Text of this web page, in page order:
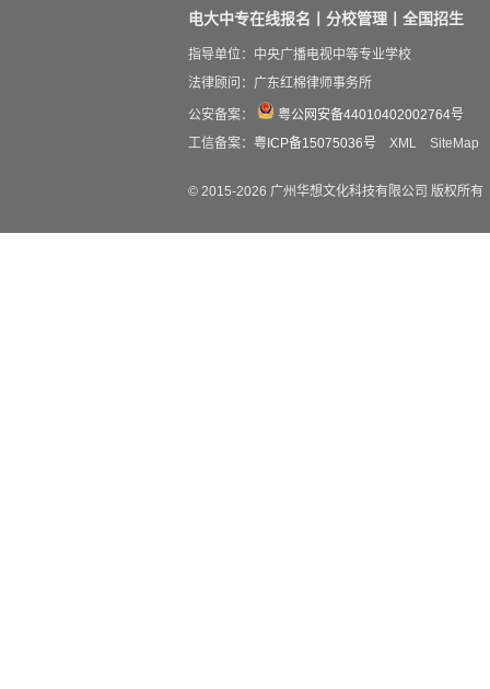
电大中专在线报名丨分校管理丨全国招生
指导单位：中央广播电视中等专业学校
法律顾问：广东红棉律师事务所
公安备案：
粤公网安备44010402002764号
工信备案： 粤ICP备15075036号 XML SiteMap
© 2015-2026 广州华想文化科技有限公司 版权所有